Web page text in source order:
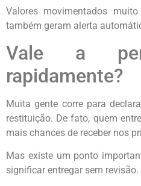
Valores movimentados
também geram alerta
Vale a
rapidamente?
Muita gente corre para
restituição. De fato, quem
mais chances de receber nos
Mas existe um ponto
significar entregar sem revisão.